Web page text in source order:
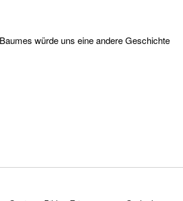
würde uns eine andere Geschichte